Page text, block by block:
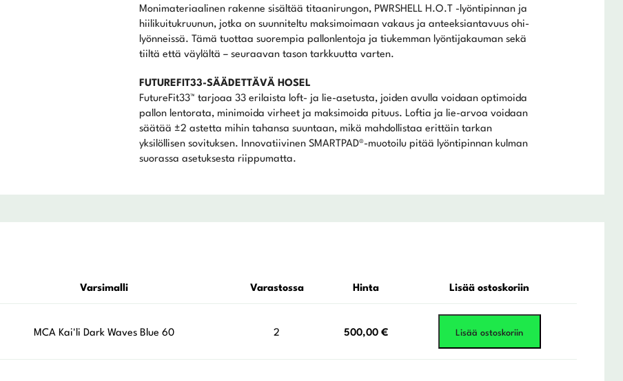
Monimateriaalinen rakenne sisältää titaanirungon, PWRSHELL H.O.T -lyöntipinnan ja
hiilikuitukruunun, jotka on suunniteltu maksimoimaan vakaus ja anteeksiantavuus ohi-
lyönneissä. Tämä tuottaa suorempia pallonlentoja ja tiukemman lyöntijakauman sekä
tiiltä että väylältä – seuraavan tason tarkkuutta varten.
FUTUREFIT33-SÄÄDETTÄVÄ HOSEL
FutureFit33™ tarjoaa 33 erilaista loft- ja lie-asetusta, joiden avulla voidaan optimoida
pallon lentorata, minimoida virheet ja maksimoida pituus. Loftia ja lie-arvoa voidaan
säätää ±2 astetta mihin tahansa suuntaan, mikä mahdollistaa erittäin tarkan
yksilöllisen sovituksen. Innovatiivinen SMARTPAD®-muotoilu pitää lyöntipinnan kulman
suorassa asetuksesta riippumatta.
Varsimalli Varastossa Hinta Lisää ostoskoriin
MCA Kai'li Dark Waves Blue 60 2 500,00€ Lisää ostoskoriin